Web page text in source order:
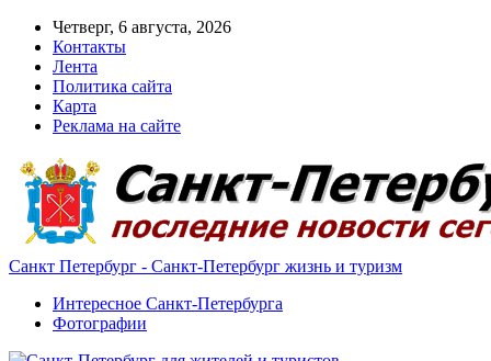
Четверг, 6 августа, 2026
Контакты
Лента
Политика сайта
Карта
Реклама на сайте
Санкт Петербург - Санкт-Петербург жизнь и туризм
Интересное Санкт-Петербурга
Фотографии